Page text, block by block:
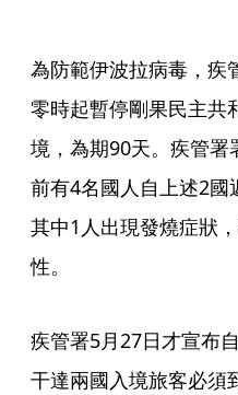
為防範伊波拉病毒，疾
零時起暫停剛果民主共
境，為期90天。疾管
前有4名國人自上述2
其中1人出現發燒症狀
性。
疾管署5月27日才宣布
干達兩國入境旅客必須